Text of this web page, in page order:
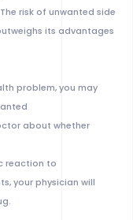
risk of unwanted side
its advantages
problem, you may
about whether
reaction to
your physician will